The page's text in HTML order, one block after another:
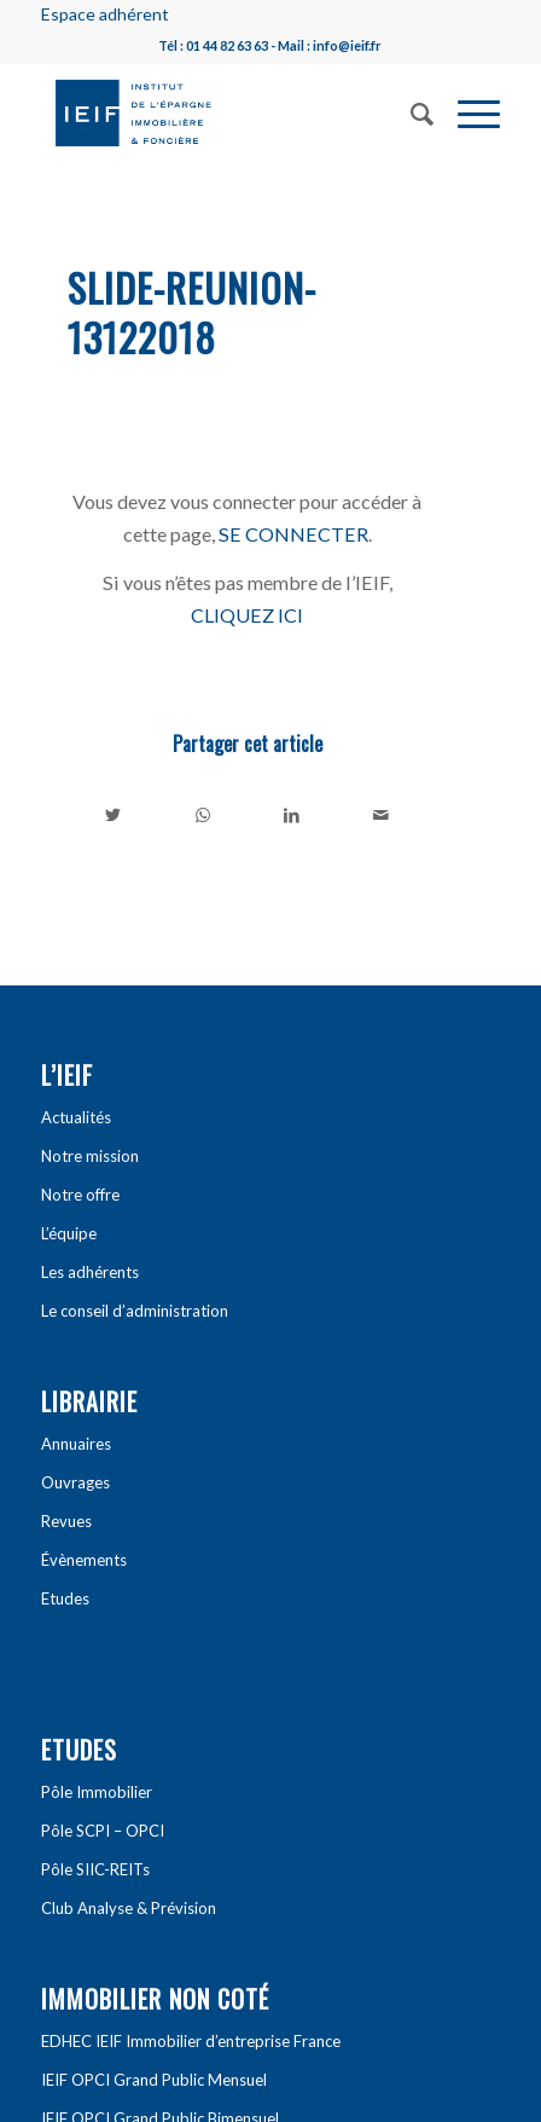
Espace adhérent
Tél : 01 44 82 63 63 - Mail : info@ieif.fr
SLIDE-REUNION-
13122018
Vous devez vous connecter pour accéder à
cette page, SE CONNECTER
Si vous n’êtes pas membre de l’IEIF,
CLIQUEZ ICI
Partager cet article
L’IEIF
Actualités
Notre mission
Notre offre
L’équipe
Les adhérents
Le conseil d’administration
LIBRAIRIE
Annuaires
Ouvrages
Revues
Évènements
Etudes
ETUDES
Pôle Immobilier
Pôle SCPI – OPCI
Pôle SIIC-REITs
Club Analyse & Prévision
IMMOBILIER NON COTÉ
EDHEC IEIF Immobilier d’entreprise France
IEIF OPCI Grand Public Mensuel
IEIF OPCI Grand Public Bimensuel